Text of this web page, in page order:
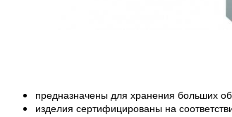
предназначены для хранения больших
изделия сертифицированы на